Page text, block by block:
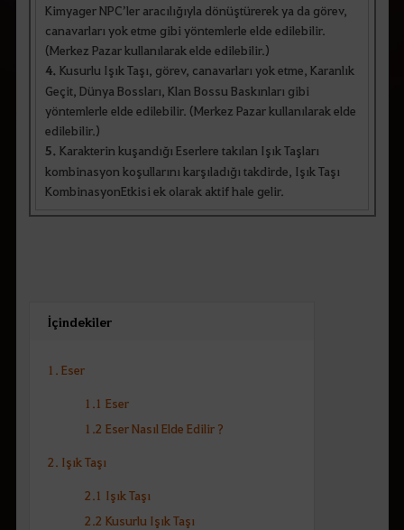
Kimyager NPC’ler aracılığıyla dönüştürerek ya da görev,
canavarları yok etme gibi yöntemlerle elde edilebilir.
(Merkez Pazar kullanılarak elde edilebilir.)
4. Kusurlu Işık Taşı, görev, canavarları yok etme, Karanlık
Geçit, Dünya Bossları, Klan Bossu Baskınları gibi
yöntemlerle elde edilebilir. (Merkez Pazar kullanılarak elde
edilebilir.)
5. Karakterin kuşandığı Eserlere takılan Işık Taşları
kombinasyon koşullarını karşıladığı takdirde, Işık Taşı
KombinasyonEtkisi ek olarak aktif hale gelir.
İçindekiler
1. Eser
1.1 Eser
1.2 Eser Nasıl Elde Edilir ?
2. Işık Taşı
2.1 Işık Taşı
2.2 Kusurlu Işık Taşı